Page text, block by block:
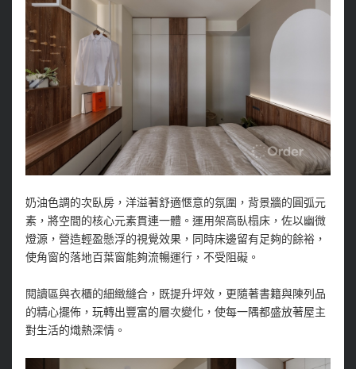
奶油色調的次臥房，洋溢著舒適愜意的氛圍，背景牆的圓弧元
素，將空間的核心元素貫連一體。運用架高臥榻床，佐以幽微
燈源，營造輕盈懸浮的視覺效果，同時床邊留有足夠的餘裕，
使角窗的落地百葉窗能夠流暢運行，不受阻礙。
閱讀區與衣櫃的細緻縫合，既提升坪效，更隨著書籍與陳列品
的精心擺佈，玩轉出豐富的層次變化，使每一隅都盛放著屋主
對生活的熾熱深情。